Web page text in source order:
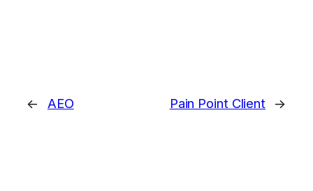
← AEO Pain Point Client →